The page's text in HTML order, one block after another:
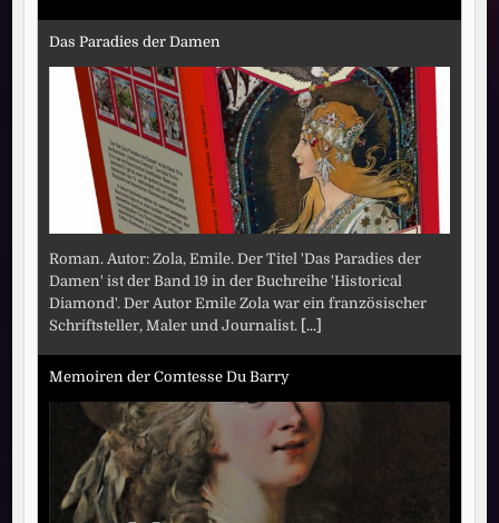
Das Paradies der Damen
Roman. Autor: Zola, Emile. Der Titel 'Das Paradies der
Damen' ist der Band 19 in der Buchreihe 'Historical
Diamond'. Der Autor Emile Zola war ein französischer
Schriftsteller, Maler und Journalist. [...]
Memoiren der Comtesse Du Barry